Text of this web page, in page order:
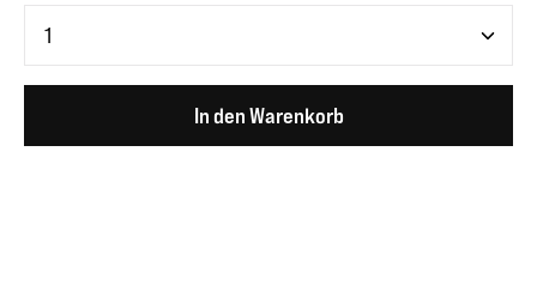
In den Warenkorb